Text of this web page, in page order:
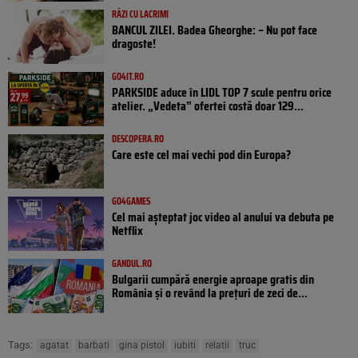
RÂZI CU LACRIMI
BANCUL ZILEI. Badea Gheorghe: – Nu pot face
dragoste!
GO4IT.RO
PARKSIDE aduce în LIDL TOP 7 scule pentru orice
atelier. „Vedeta” ofertei costă doar 129...
DESCOPERA.RO
Care este cel mai vechi pod din Europa?
GO4GAMES
Cel mai așteptat joc video al anului va debuta pe
Netflix
GANDUL.RO
Bulgarii cumpără energie aproape gratis din
România și o revând la prețuri de zeci de...
Tags: agatat barbati gina pistol iubiti relatii truc